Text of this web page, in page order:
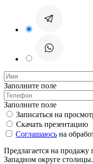
Заполните поле
Заполните поле
Записаться на
Скачать презентацию
Соглашаюсь на
Предлагается на
Западном округе столицы.